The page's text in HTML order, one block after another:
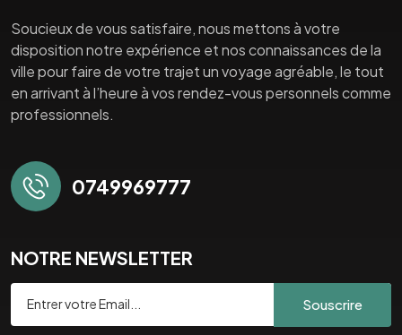
Soucieux de vous satisfaire, nous mettons à votre
disposition notre expérience et nos connaissances de la
ville pour faire de votre trajet un voyage agréable, le tout
en arrivant à l’heure à vos rendez-vous personnels comme
professionnels.
0749969777
NOTRE NEWSLETTER
Souscrire